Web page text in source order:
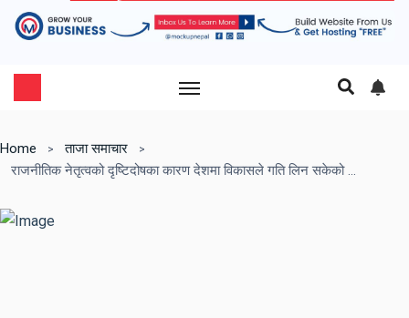
Home
ताजा समाचार
राजनीतिक नेतृत्वको दृष्टिदोषका कारण देशमा विकासले गति लिन सकेको छैन –बाबुराम भट्टराई